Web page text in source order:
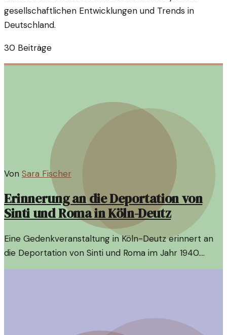
gesellschaftlichen Entwicklungen und Trends in
Deutschland.
30 Beiträge
Von Sara Fischer
Erinnerung an die Deportation von
Sinti und Roma in Köln-Deutz
Eine Gedenkveranstaltung in Köln-Deutz erinnert an
die Deportation von Sinti und Roma im Jahr 1940.
Dabei wird der vergessenen Opfer gedacht und ihr